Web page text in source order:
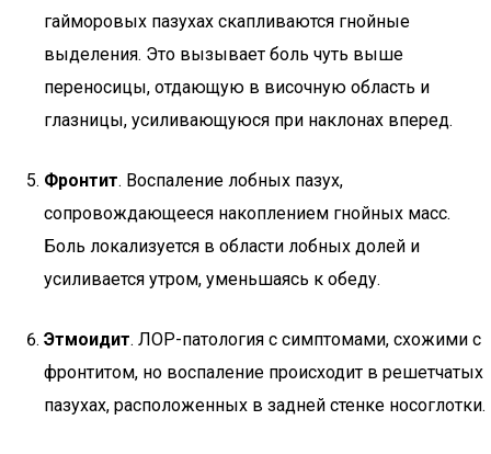
гайморовых пазухах скапливаются гнойные
выделения. Это вызывает боль чуть выше
переносицы, отдающую в височную область и
глазницы, усиливающуюся при наклонах вперед.
Фронтит. Воспаление лобных пазух,
сопровождающееся накоплением гнойных масс.
Боль локализуется в области лобных долей и
усиливается утром, уменьшаясь к обеду.
Этмоидит. ЛОР-патология с симптомами, схожими с
фронтитом, но воспаление происходит в решетчатых
пазухах, расположенных в задней стенке носоглотки.